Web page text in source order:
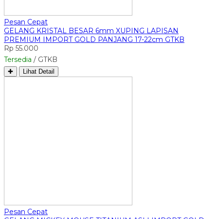
Pesan Cepat
GELANG KRISTAL BESAR 6mm XUPING LAPISAN
PREMIUM IMPORT GOLD PANJANG 17-22cm GTKB
Rp 55.000
Tersedia / GTKB
✚ Lihat Detail
Pesan Cepat